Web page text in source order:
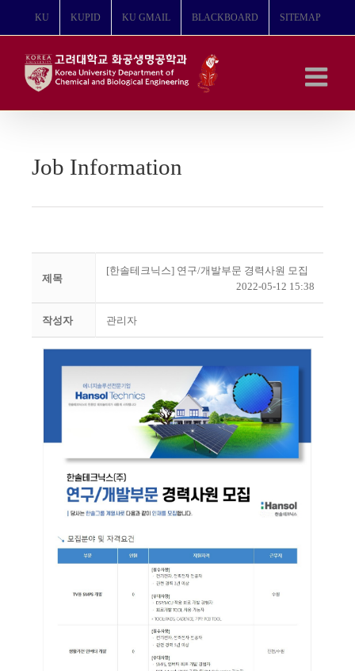
뛰
KU KUPID KU GMAIL BLACKBOARD SITEMAP
Job Information
제목
[한솔테크닉스] 연구/개발부문 경력사원 모집
2022-05-12 15:38
작성자 관리자